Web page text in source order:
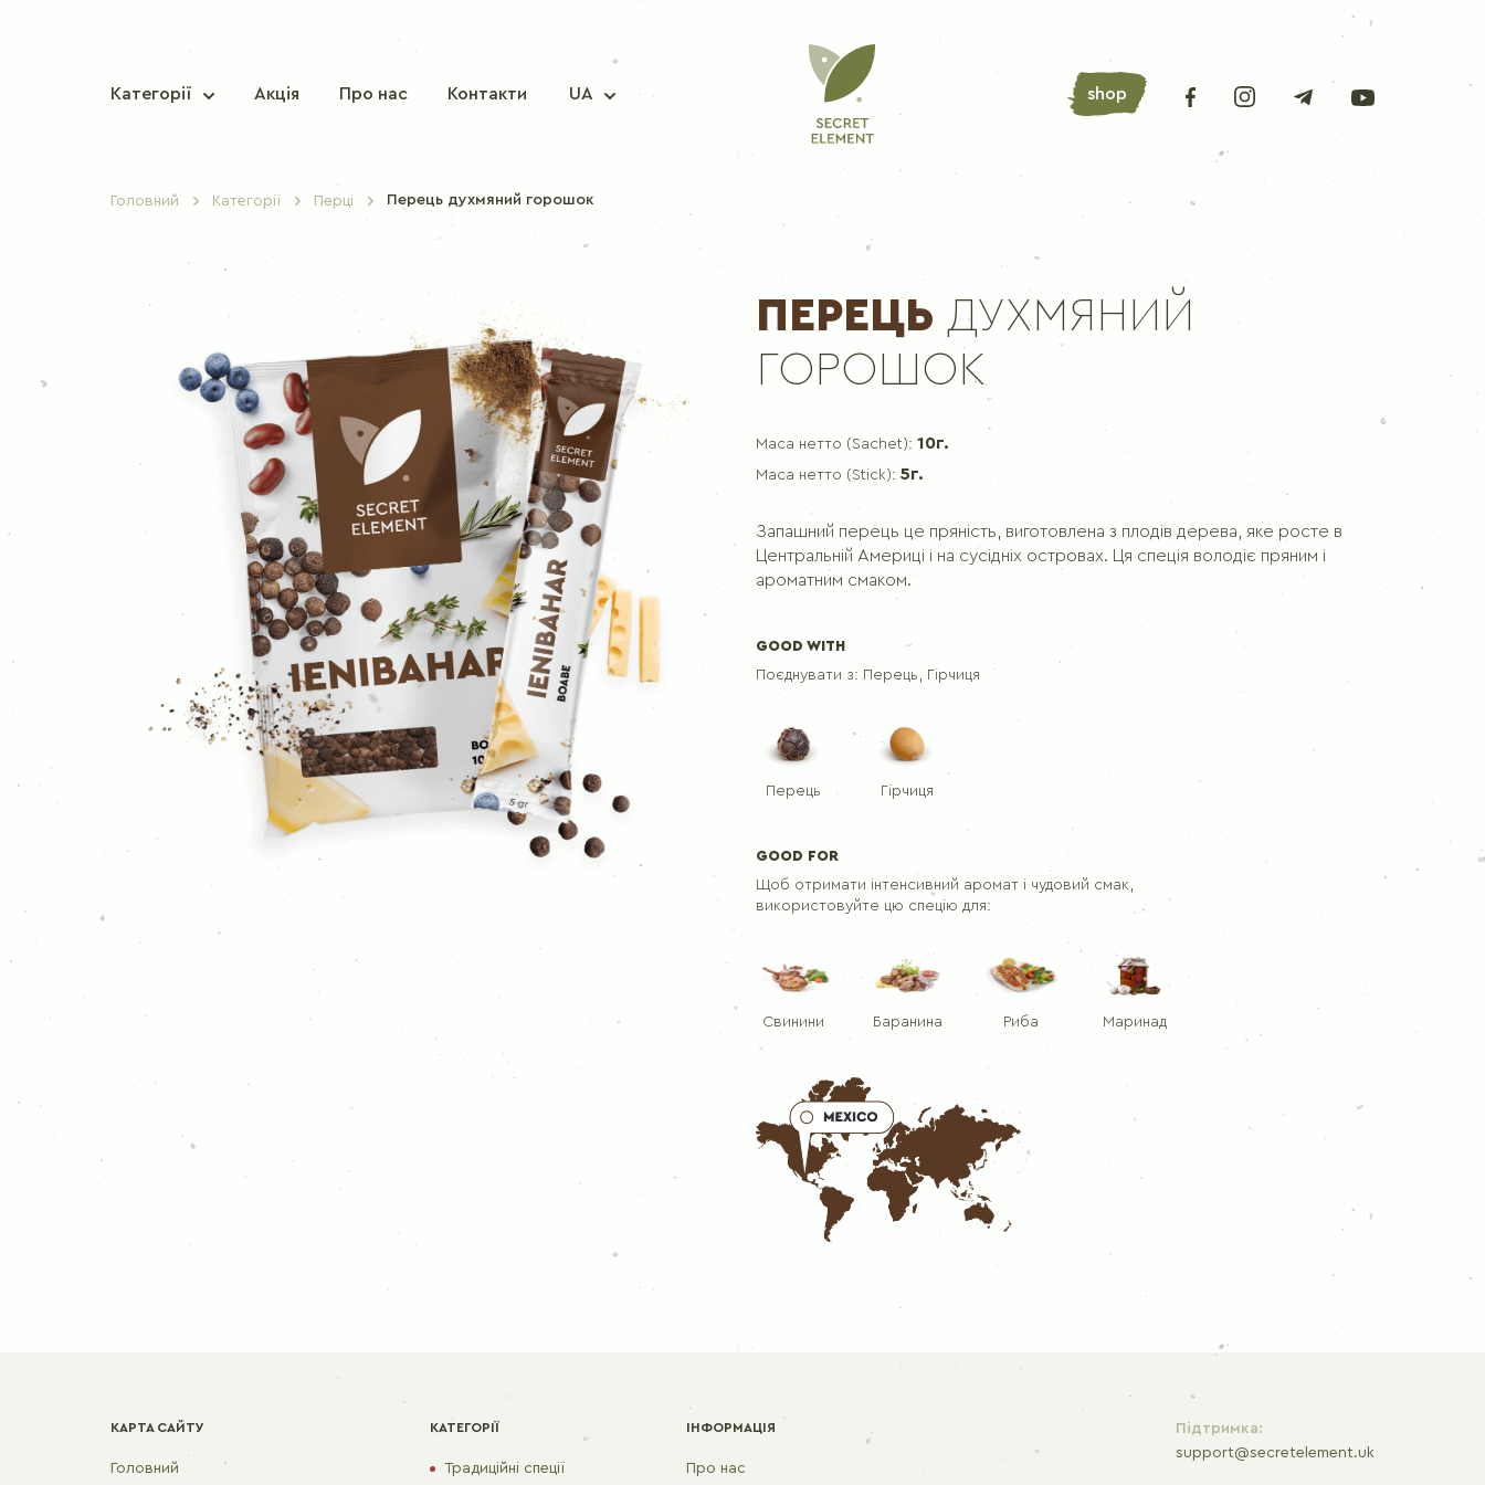
Категорії
Перець червоний гострий
Мускатний горіх
Кориця
Гвоздика
Гвоздика мелена
Куркума
Каррі
Гірчиця
Імбир
Часник
Коріандр мелений
Коріандр
Кмин
Приправа для риби
Приправа для свинини
Приправа для курки
Приправа для корейської моркви
Приправа для борщу
Приправа для шашлику
ПЕРЦІ
Перець чорний молотий
Перець чорний
Перець духмяний горошок
АРОМАТНІ ТРАВИ
Лавровий лист
Чебрец
Розмарин
Акція Про нас Контакти UA shop
Головний Категорії Перці Перець духмяний горошок
ПЕРЕЦЬ ДУХМЯНИЙ
ГОРОШОК
Маса нетто (Sachet): 10г.
Маса нетто (Stick): 5г.
Запашний перець це пряність, виготовлена з плодів дерева, яке росте в
Центральній Америці і на сусідніх островах. Ця спеція володіє пряним і
ароматним смаком.
GOOD WITH
Поєднувати з: Перець, Гірчиця
Перець Гірчиця
GOOD FOR
Щоб отримати інтенсивний аромат і чудовий смак,
використовуйте цю спецію для:
Свинини Баранина Риба Маринад
КАРТА САЙТУ
Головний
КАТЕГОРІЇ
Традиційні спеції
ІНФОРМАЦІЯ
Про нас
Підтримка:
support@secretelement.uk